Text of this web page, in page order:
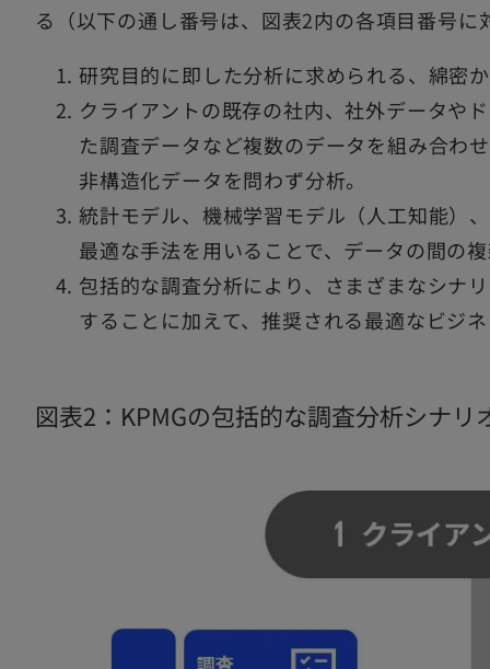
る（以下の通し番号は、図表2内の各項目番号に
研究目的に即した分析に求められる、綿密
クライアントの既存の社内、社外データや
た調査データなど複数のデータを組み合わ
非構造化データを問わず分析。
統計モデル、機械学習モデル（人工知能）
最適な手法を用いることで、データの間の
包括的な調査分析により、さまざまなシナ
することに加えて、推奨される最適なビジ
図表2：KPMGの包括的な調査分析シナリ